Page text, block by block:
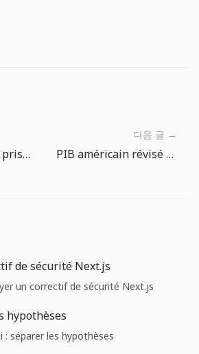
Transformer ses prises en cuisine de camp dans The Big One
다음 글 →
PIB américain révisé en baisse, inflation encore élevée : prudence sur les baisses de taux
de sécurité Next.js
un correctif de sécurité Next.js
hypothèses
: séparer les hypothèses